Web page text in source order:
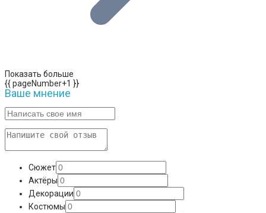
Показать больше
{{ pageNumber+1 }}
Ваше мнение
Сюжет
Актёры
Декорации
Костюмы